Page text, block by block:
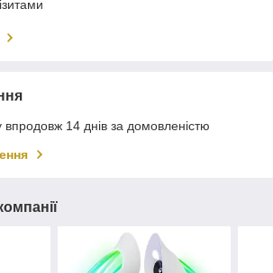
14 днів за домовленістю